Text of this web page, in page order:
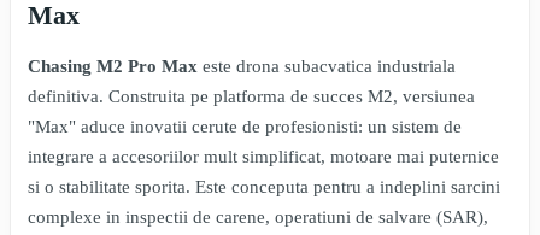
Max
Chasing M2 Pro Max este drona subacvatica industriala
definitiva. Construita pe platforma de succes M2, versiunea
"Max" aduce inovatii cerute de profesionisti: un sistem de
integrare a accesoriilor mult simplificat, motoare mai puternice
si o stabilitate sporita. Este conceputa pentru a indeplini sarcini
complexe in inspectii de carene, operatiuni de salvare (SAR),